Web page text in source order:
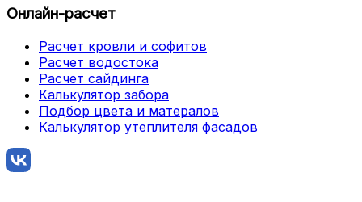
Онлайн-расчет
Расчет кровли и софитов
Расчет водостока
Расчет сайдинга
Калькулятор забора
Подбор цвета и матералов
Калькулятор утеплителя фасадов